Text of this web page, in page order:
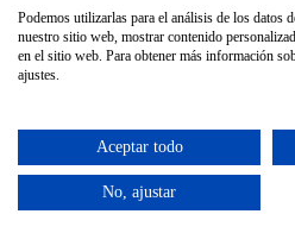
Podemos utilizarlas para el análisis de los datos
nuestro sitio web, mostrar contenido
en el sitio web. Para obtener más información
ajustes.
Aceptar todo
No, ajustar